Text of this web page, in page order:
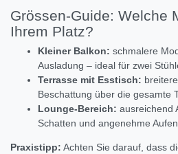
Grössen-Guide: Welche
Ihrem Platz?
Kleiner Balkon: schmalere
Ausladung – ideal für zwei
Terrasse mit Esstisch:
Beschattung über die gesamte
Lounge-Bereich: ausreichend
Schatten und angenehme
Praxistipp: Achten Sie darauf, dass